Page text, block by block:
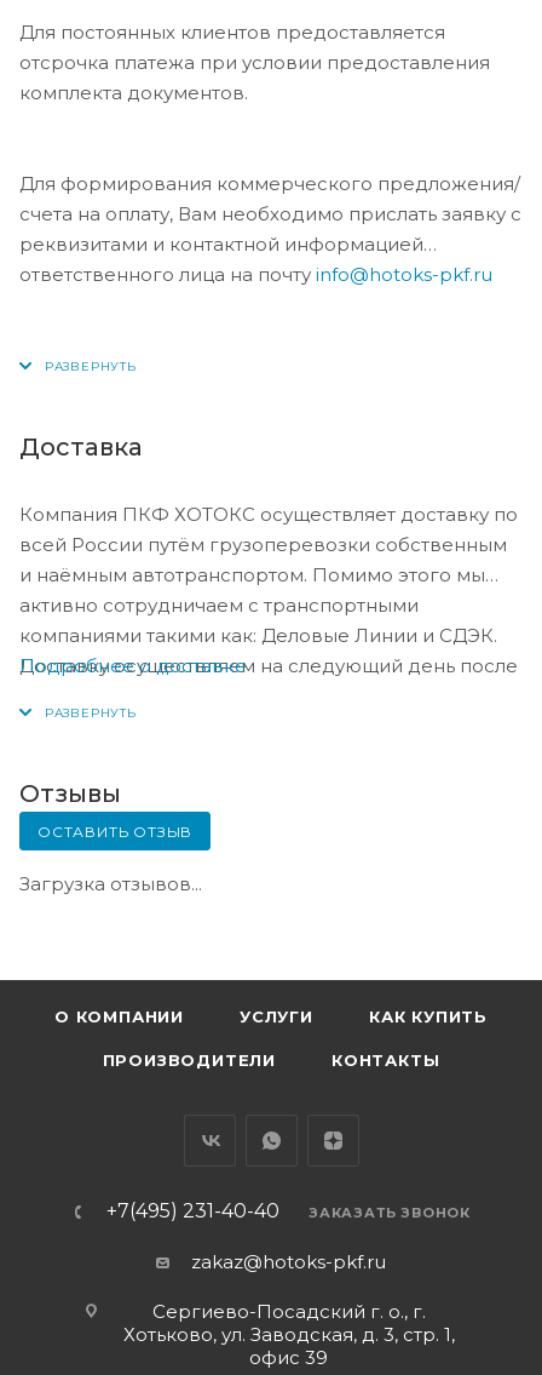
Для постоянных клиентов предоставляется
отсрочка платежа при условии предоставления
комплекта документов.
Для формирования коммерческого предложения/
счета на оплату, Вам необходимо прислать заявку с
реквизитами и контактной информацией
ответственного лица на почту info@hotoks-pkf.ru
Доставка
Компания ПКФ ХОТОКС осуществляет доставку по
всей России путём грузоперевозки собственным
и наёмным автотранспортом. Помимо этого мы
активно сотрудничаем с транспортными
компаниями такими как: Деловые Линии и СДЭК.
Доставку осуществляем на следующий день после
Подробнее о доставке
Отзывы
ОСТАВИТЬ ОТЗЫВ
Загрузка отзывов...
О КОМПАНИИ УСЛУГИ КАК КУПИТЬ
ПРОИЗВОДИТЕЛИ КОНТАКТЫ
+7(495) 231-40-40 ЗАКАЗАТЬ ЗВОНОК
zakaz@hotoks-pkf.ru
Сергиево-Посадский г. о., г.
Хотьково, ул. Заводская, д. 3, стр. 1,
офис 39